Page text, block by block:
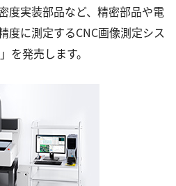
度実装部品など、精密部品や電
度に測定するCNC画像測定シス
を発売します。